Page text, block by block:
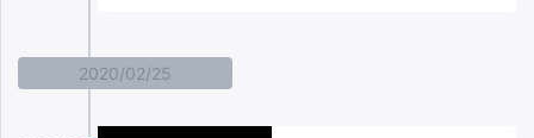
2020/02/25